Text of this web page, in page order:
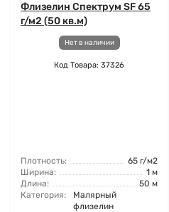
Флизелин Спектрум SF 65
г/м2 (50 кв.м)
Нет в наличии
Код Товара: 37326
Плотность:
65 г/м2
Ширина:
1 м
Длина:
50 м
Категория:
Малярный
флизелин